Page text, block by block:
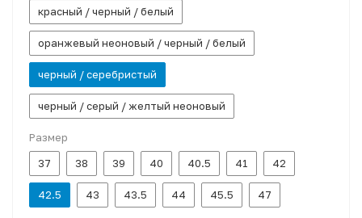
красный / черный / белый
оранжевый неоновый / черный / белый
черный / серебристый
черный / серый / желтый неоновый
Размер
37
38 39 40 40.5 41 42
42.5 43 43.5 44 45.5 47